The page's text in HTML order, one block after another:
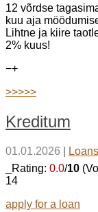
12 võrdse
kuu aja
Lihtne ja kiire
2% kuus!
−+
>>>>>
Kreditum
01.01.2026
_Rating: 0.0/10
14
apply for a loan